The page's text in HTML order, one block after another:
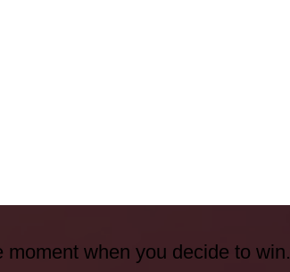
when you decide to win.